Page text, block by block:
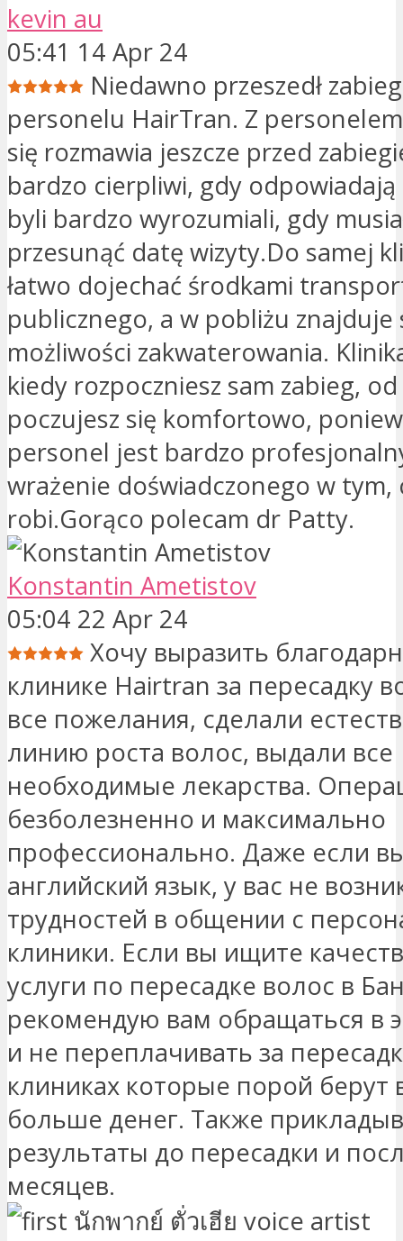
kevin au
05:41 14 Apr 24
Niedawno przeszedł
personelu HairTran. Z
się rozmawia jeszcze przed
bardzo cierpliwi, gdy
byli bardzo wyrozumiali, gdy
przesunąć datę wizyty.Do samej
łatwo dojechać środkami
publicznego, a w pobliżu znajduje
możliwości zakwaterowania.
kiedy rozpoczniesz sam zabieg,
poczujesz się komfortowo,
personel jest bardzo
wrażenie doświadczonego w tym,
robi.Gorąco polecam dr Patty.
Konstantin Ametistov
05:04 22 Apr 24
Хочу выразить
клинике Hairtran за пересадку
все пожелания, сделали
линию роста волос, выдали все
необходимые лекарства.
безболезненно и максимально
профессионально. Даже если
английский язык, у вас не
трудностей в общении с
клиники. Если вы ищите
услуги по пересадке волос в
рекомендую вам обращаться в
и не переплачивать за
клиниках которые порой берут
больше денег. Также
результаты до пересадки и
месяцев.